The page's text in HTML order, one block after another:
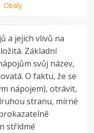
Obaly
a jejich vlivů na
Základní
svůj název,
O faktu, že se
nápojem), otrávit,
stranu, mírné
střídmé